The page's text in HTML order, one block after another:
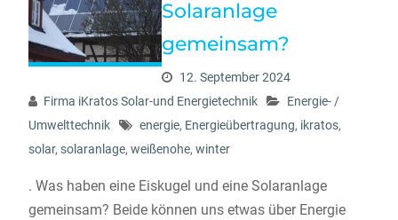
Solaranlage
gemeinsam?
12. September 2024
Firma iKratos Solar-und Energietechnik
Energie- /
Umwelttechnik
energie, Energieübertragung, ikratos,
solar, solaranlage, weißenohe, winter
. Was haben eine Eiskugel und eine Solaranlage
gemeinsam? Beide können uns etwas über Energie